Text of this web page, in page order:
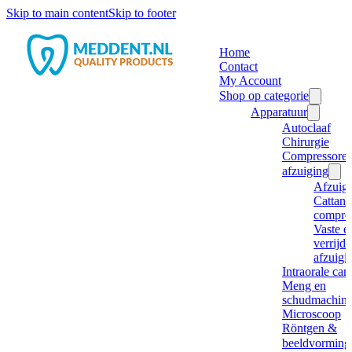
Skip to main contentSkip to footer
Home
Contact
My Account
Shop op categorie
Apparatuur
Autoclaaf
Chirurgie
afzuiging
Cattani
Vaste
Intraorale
Meng en
Microscoop
Röntgen &
beeldvorming